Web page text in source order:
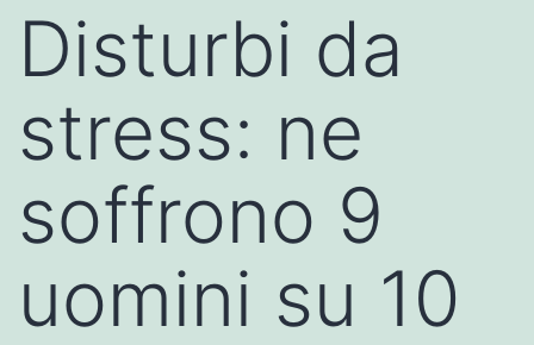
Disturbi da
stress: ne
soffrono 9
uomini su 10